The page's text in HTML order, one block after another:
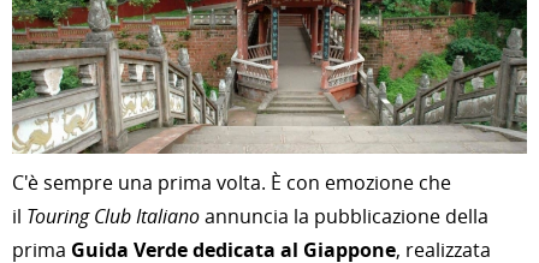
C'è sempre una prima volta. È con emozione che
il Touring Club Italianoannuncia la pubblicazione della
prima Guida Verde dedicata al Giappone, realizzata